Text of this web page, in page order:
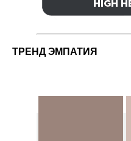
ТРЕНД ЭМПАТИЯ